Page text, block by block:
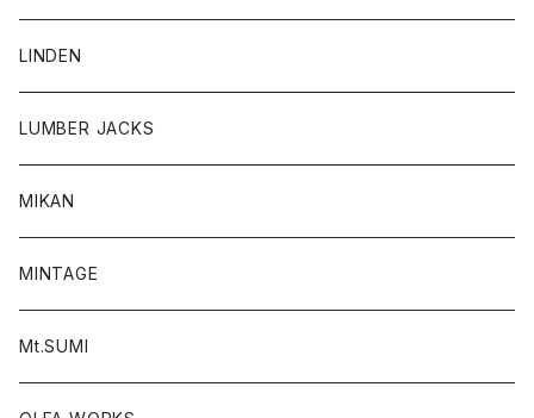
LINDEN
LUMBER JACKS
MIKAN
MINTAGE
Mt.SUMI